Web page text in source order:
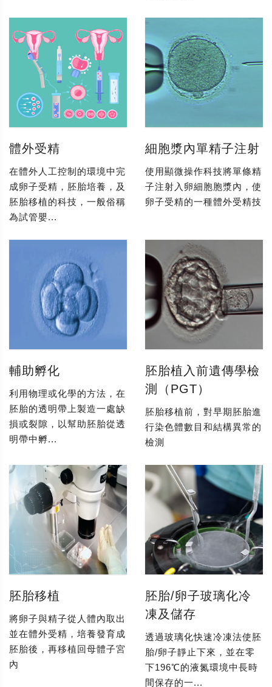
體外受精
在體外人工控制的環境中完
成卵子受精，胚胎培養，及
胚胎移植的科技，一般俗稱
為試管嬰...
細胞漿內單精子注射
使用顯微操作科技將單條精
子注射入卵細胞胞漿內，使
卵子受精的一種體外受精技
輔助孵化
利用物理或化學的方法，在
胚胎的透明帶上製造一處缺
損或裂隙，以幫助胚胎從透
明帶中孵...
胚胎植入前遺傳學檢
測（PGT）
胚胎移植前，對早期胚胎進
行染色體數目和結構異常的
檢測
胚胎移植
將卵子與精子從人體內取出
並在體外受精，培養發育成
胚胎後，再移植回母體子宮
內
胚胎/卵子玻璃化冷
凍及儲存
透過玻璃化快速冷凍法使胚
胎/卵子靜止下來，並在零
下196℃的液氮環境中長時
間保存的一...